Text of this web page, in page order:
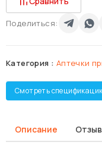
Поделиться:
Категория : Аптечки
Смотреть
Описание